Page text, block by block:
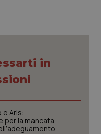
neurodegenerative
in
e Aris:
per la mancata